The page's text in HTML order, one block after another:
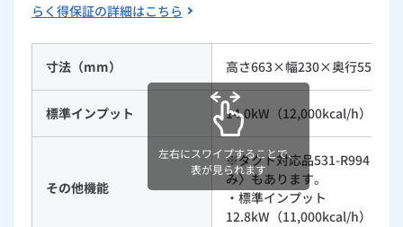
らく得保証の詳細はこちら
寸法（mm） 高さ663×幅230×奥行555
標準インプット 14.0kW（12,000kcal/h）
その他機能
※ダクト対応品531-R994・
み〉もあります。
・標準インプット
12.8kW（11,000kcal/h）
左右にスワイプすることで、
表が見られます